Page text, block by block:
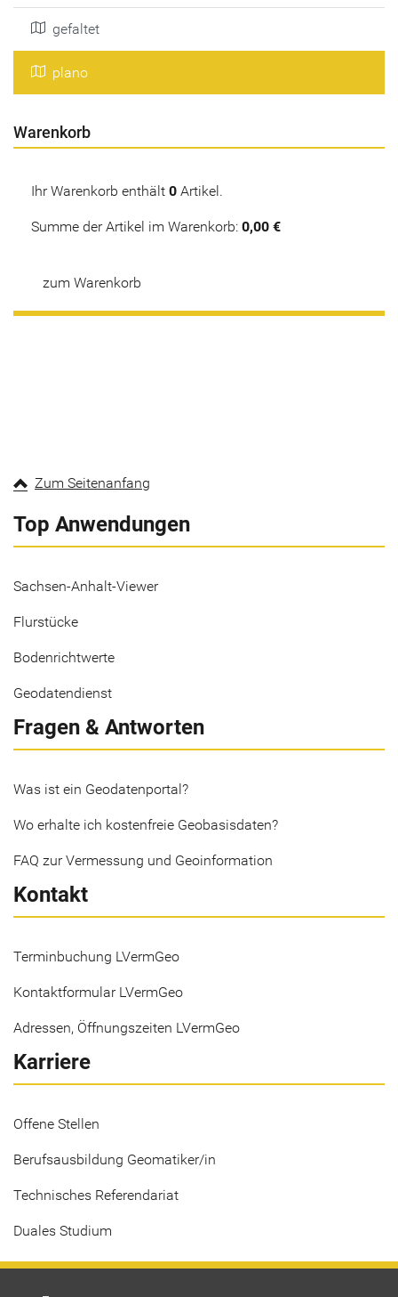
gefaltet
plano
Warenkorb
Ihr Warenkorb enthält 0 Artikel.
Summe der Artikel im Warenkorb: 0,00 €
zum Warenkorb
Zum Seitenanfang
Top Anwendungen
Sachsen-Anhalt-Viewer
Flurstücke
Bodenrichtwerte
Geodatendienst
Fragen & Antworten
Was ist ein Geodatenportal?
Wo erhalte ich kostenfreie Geobasisdaten?
FAQ zur Vermessung und Geoinformation
Kontakt
Terminbuchung LVermGeo
Kontaktformular LVermGeo
Adressen, Öffnungszeiten LVermGeo
Karriere
Offene Stellen
Berufsausbildung Geomatiker/in
Technisches Referendariat
Duales Studium